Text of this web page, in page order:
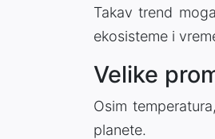
Takav trend
ekosisteme i
Velike
Osim
planete.